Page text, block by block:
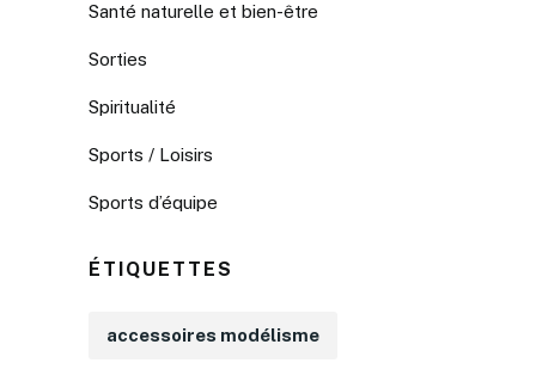
Santé naturelle et bien-être
Sorties
Spiritualité
Sports / Loisirs
Sports d’équipe
ÉTIQUETTES
accessoires modélisme